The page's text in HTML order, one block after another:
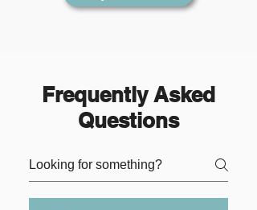
Frequently Asked
Questions